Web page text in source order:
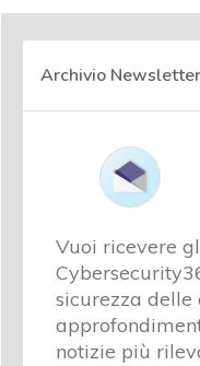
Archivio Newsletter
Vuoi ricevere
sicurezza delle
notizie più